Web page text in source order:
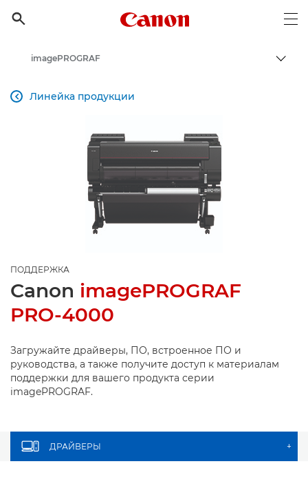

Canon Logo, back to
imagePROGRAF
Линейка продукции

ПОДДЕРЖКА
Canon imagePROGRAF
PRO-4000
Загружайте драйверы, ПО, встроенное ПО и
руководства, а также получите доступ к материалам
поддержки для вашего продукта серии
imagePROGRAF.
ДРАЙВЕРЫ +